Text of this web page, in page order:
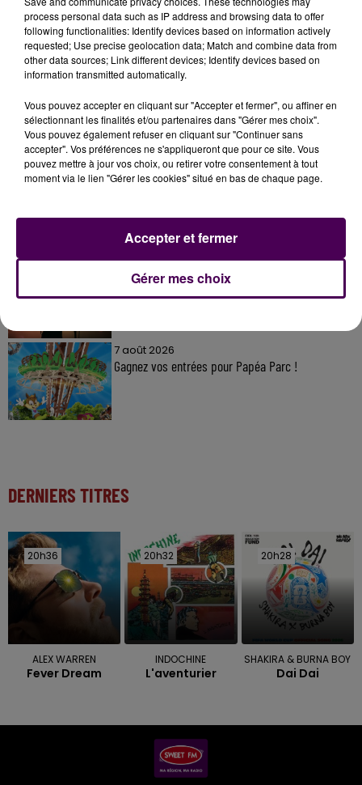
À LA UNE
7 août 2026
Inscrivez-vous au casting The Voice & The Voice
Kids !
7 août 2026
Gagnez vos entrées pour Papéa Parc !
DERNIERS TITRES
20h36
20h36
ALEX WARREN
Fever Dream
20h32
20h32
INDOCHINE
L'aventurier
20h28
20h28
SHAKIRA & BURNA BOY
Dai Dai
process personal data such as IP address and browsing data to offer
following functionalities: Identify devices based on information actively
requested; Use precise geolocation data; Match and combine data from
other data sources; Link different devices; Identify devices based on
information transmitted automatically.
Vous pouvez accepter en cliquant sur "Accepter et fermer", ou affiner en
sélectionnant les finalités et/ou partenaires dans "Gérer mes choix".
Vous pouvez également refuser en cliquant sur "Continuer sans
accepter". Vos préférences ne s'appliqueront que pour ce site. Vous
pouvez mettre à jour vos choix, ou retirer votre consentement à tout
moment via le lien "Gérer les cookies" situé en bas de chaque page.
Gérer mes choix
Accepter et fermer